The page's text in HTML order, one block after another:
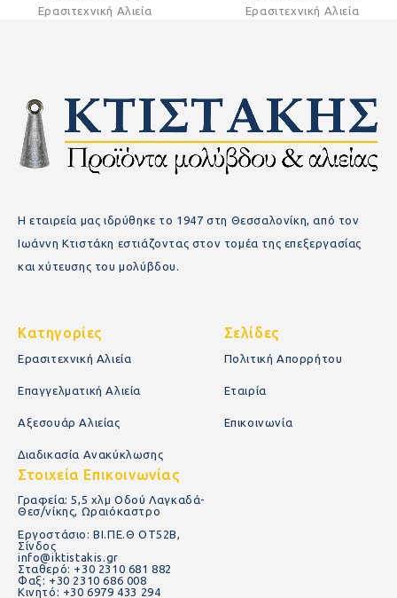
Ερασιτεχνική Αλιεία
Ερασιτεχνική Αλιεία
Η εταιρεία μας ιδρύθηκε το 1947 στη Θεσσαλονίκη, από τον
Ιωάννη Κτιστάκη εστιάζοντας στον τομέα της επεξεργασίας
και χύτευσης του μολύβδου.
Κατηγορίες
Ερασιτεχνική Αλιεία
Επαγγελματική Αλιεία
Αξεσουάρ Αλιείας
Διαδικασία Ανακύκλωσης
Σελίδες
Πολιτική Απορρήτου
Εταιρία
Επικοινωνία
Στοιχεία Επικοινωνίας
Γραφεία: 5,5 χλμ Οδού Λαγκαδά-
Θεσ/νίκης, Ωραιόκαστρο
Εργοστάσιο: ΒΙ.ΠΕ.Θ ΟΤ52Β,
Σίνδος
info@iktistakis.gr
Σταθερό: +30 2310 681 882
Φαξ: +30 2310 686 008
Κινητό: +30 6979 433 294